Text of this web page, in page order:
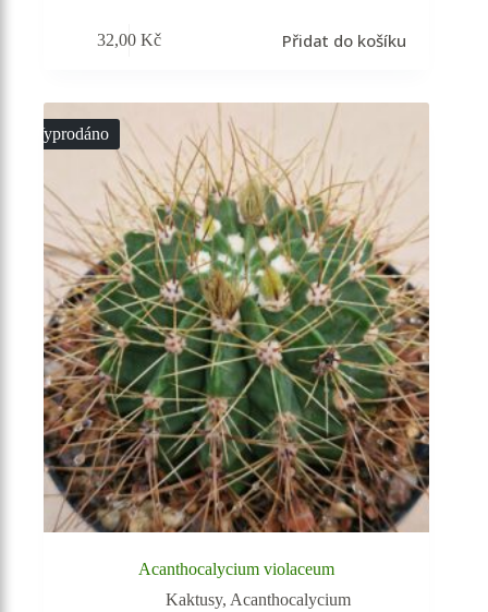
32,00Kč Přidat do košíku
Vyprodáno
Acanthocalycium violaceum
Kaktusy,Acanthocalycium